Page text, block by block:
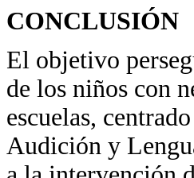
CONCLUSIÓN
El objetivo
de los niños con
escuelas,
Audición y